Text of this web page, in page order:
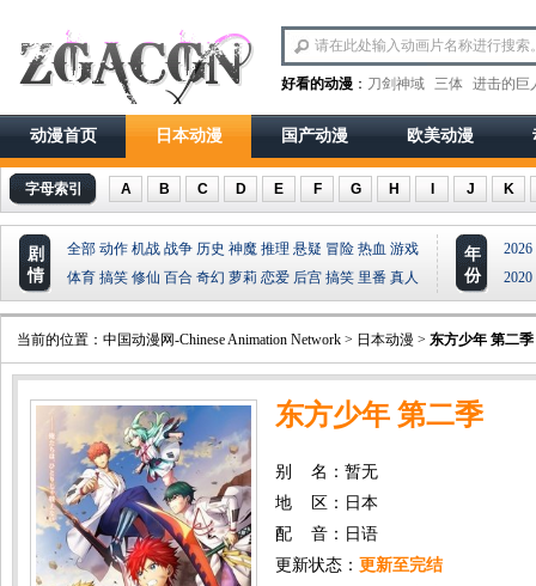
好看的动漫 ： 刀剑神域 三体 进击的巨
动漫首页 日本动漫 国产动漫 欧美动漫
字母索引 A B C D E F G H J K
剧
情
全部 动作 机战 战争 历史 神魔 推理 悬疑 冒险 热血 游戏
体育 搞笑 修仙 百合 奇幻 萝莉 恋爱 后宫 搞笑 里番 真人
年
份
2026
2020
当前的位置： 中国动漫网-Chinese Animation Network > 日本动漫 > 东方少年 第二季
东方少年 第二季
别 名：暂无
地 区：日本
配 音：日语
更新状态： 更新至完结